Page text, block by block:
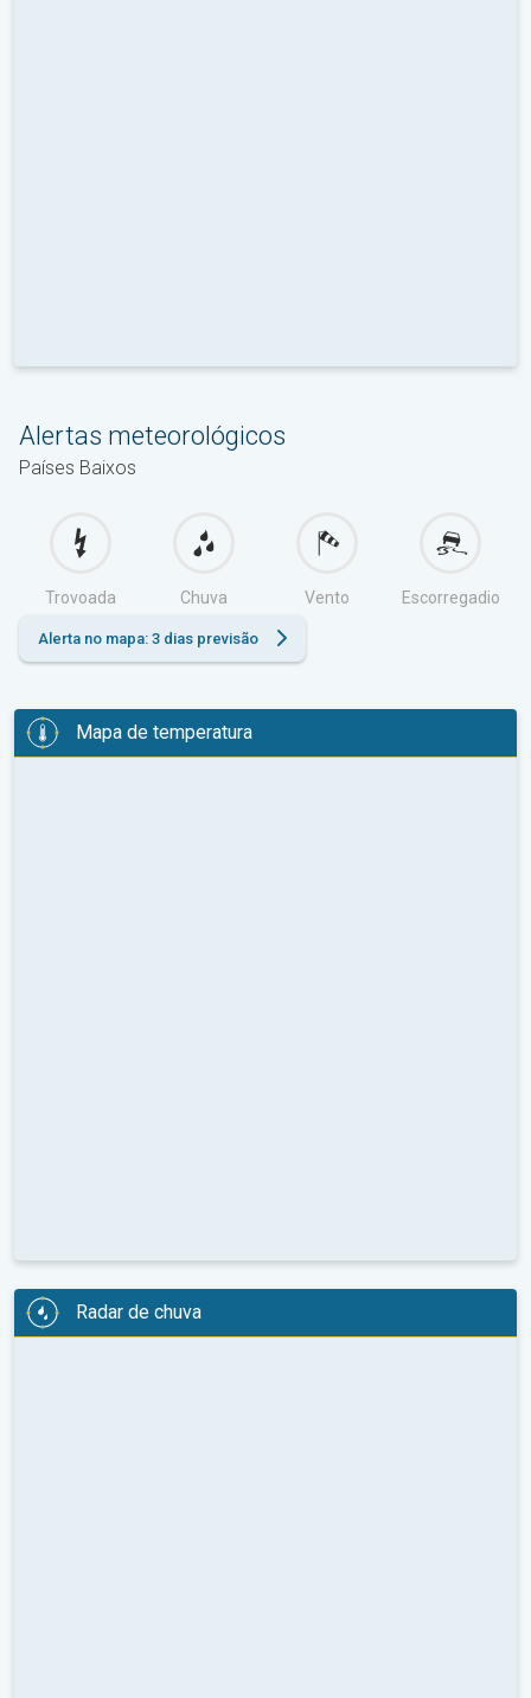
Alertas meteorológicos
Países Baixos
Trovoada Chuva Vento Escorregadio
Alerta no mapa: 3 dias previsão
Mapa de temperatura
Radar de chuva